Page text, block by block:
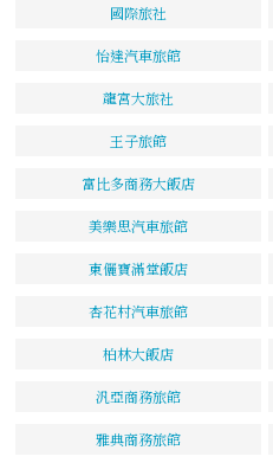
國際旅社
怡達汽車旅館
龍宮大旅社
王子旅館
富比多商務大飯店
美樂思汽車旅館
東儷寶滿堂飯店
杏花村汽車旅館
柏林大飯店
汎亞商務旅館
雅典商務旅館